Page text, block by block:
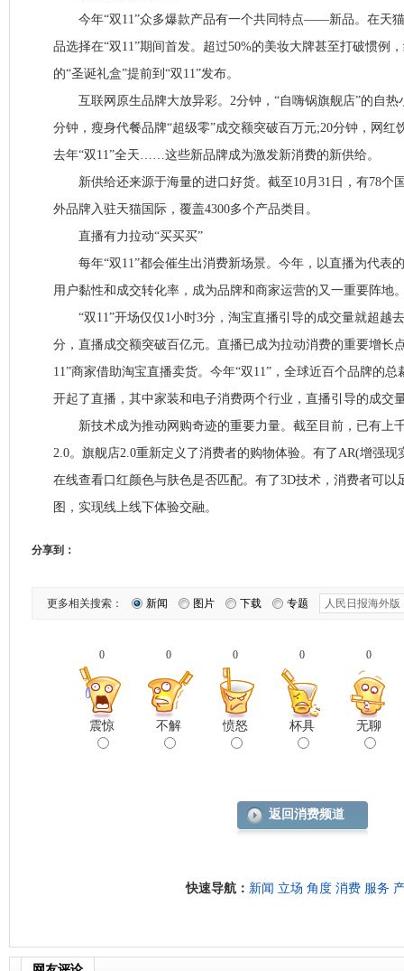
今年“双11”众多爆款产品有一个共同特点——新品。在天猫
品选择在“双11”期间首发。超过50%的美妆大牌甚至打破惯例
的“圣诞礼盒”提前到“双11”发布。
互联网原生品牌大放异彩。2分钟，“自嗨锅旗舰店”的自热
分钟，瘦身代餐品牌“超级零”成交额突破百万元;20分钟，网红
去年“双11”全天……这些新品牌成为激发新消费的新供给。
新供给还来源于海量的进口好货。截至10月31日，有78个
外品牌入驻天猫国际，覆盖4300多个产品类目。
直播有力拉动“买买买”
每年“双11”都会催生出消费新场景。今年，以直播为代表
用户黏性和成交转化率，成为品牌和商家运营的又一重要阵地
“双11”开场仅仅1小时3分，淘宝直播引导的成交量就超越去
分，直播成交额突破百亿元。直播已成为拉动消费的重要增长
11”商家借助淘宝直播卖货。今年“双11”，全球近百个品牌的
开起了直播，其中家装和电子消费两个行业，直播引导的成交
新技术成为推动网购奇迹的重要力量。截至目前，已有上
2.0。旗舰店2.0重新定义了消费者的购物体验。有了AR(增强
在线查看口红颜色与肤色是否匹配。有了3D技术，消费者可以
图，实现线上线下体验交融。
分享到：
更多相关搜索： 新闻 图片 下载 专题
0
震惊
0
不解
0
愤怒
0
杯具
0
无聊
返回消费频道
快速导航： 新闻 立场 角度 消费 服务